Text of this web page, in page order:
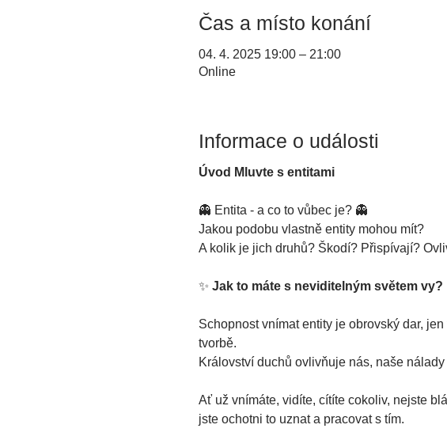
Čas a místo konání
04. 4. 2025 19:00 – 21:00
Online
Informace o události
Úvod Mluvte s entitami
👻 Entita - a co to vůbec je? 👻
Jakou podobu vlastně entity mohou mít?
A kolik je jich druhů? Škodí? Přispívají?
✨ Jak to máte s neviditelným světem vy?
Schopnost vnímat entity je obrovský dar,
tvorbě.
Království duchů ovlivňuje nás, naše
Ať už vnímáte, vidíte, cítíte cokoliv, nejste
jste ochotni to uznat a pracovat s tím.